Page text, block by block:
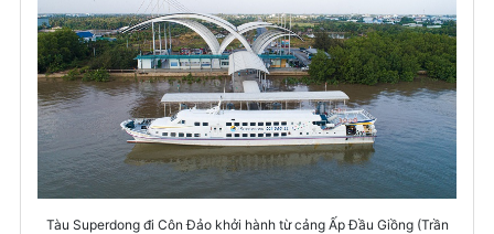
Tàu Superdong đi Côn Đảo khởi hành từ cảng Ấp Đầu Giồng (Trần